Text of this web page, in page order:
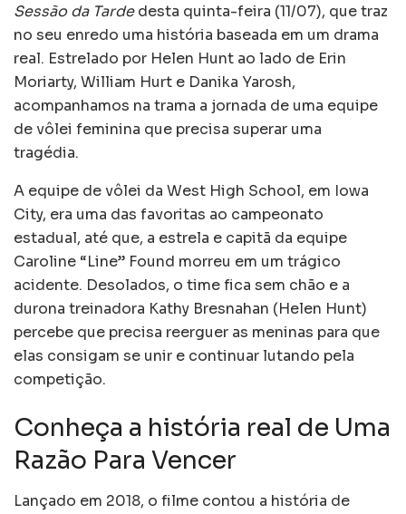
Sessão da Tardedesta quinta-feira (11/07), que traz
no seu enredo uma história baseada em um drama
real. Estrelado por Helen Hunt ao lado de Erin
Moriarty, William Hurt e Danika Yarosh,
acompanhamos na trama a jornada de uma equipe
de vôlei feminina que precisa superar uma
tragédia.
A equipe de vôlei da West High School, em Iowa
City, era uma das favoritas ao campeonato
estadual, até que, a estrela e capitã da equipe
Caroline “Line” Found morreu em um trágico
acidente. Desolados, o time fica sem chão e a
durona treinadora Kathy Bresnahan (Helen Hunt)
percebe que precisa reerguer as meninas para que
elas consigam se unir e continuar lutando pela
competição.
Conheça a história real de Uma
Razão Para Vencer
Lançado em 2018, o filme contou a história de